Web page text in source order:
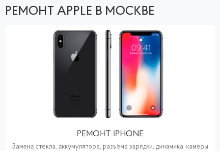
РЕМОНТ APPLE В МОСКВЕ
РЕМОНТ IPHONE
Замена стекла, аккумулятора, разъёма зарядки, динамика, камеры